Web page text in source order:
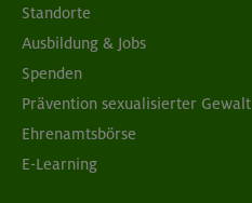
Standorte
Ausbildung & Jobs
Spenden
Prävention sexualisierter Gewalt
Ehrenamtsbörse
E-Learning